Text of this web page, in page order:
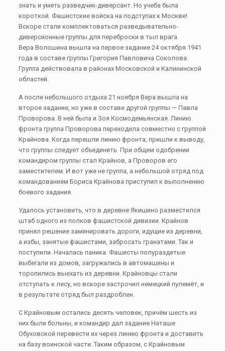
знать и уметь разведчик-диверсант. Но учеба была
короткой. Фашистские войска на подступах к Москве!
Вскоре стали комплектоваться разведывательно-
диверсионные группы для переброски в тыл врага.
Вера Волошина вышла на первое задание 24 октября 1941
года в составе группы Григория Павловича Соколова.
Группа действовала в районах Московской и Калининской
областей.
А после небольшого отдыха 21 ноября Вера вышла на
второе задание, но уже в составе другой группы — Павла
Проворова. В ней была и Зоя Космодемьянская. Линию
фронта группа Проворова переходила совместно с группой
Крайнова. Когда перешли линию фронта, пришли к выводу,
что группы следует объединить. При общем одобрении
командиром группы стал Крайнов, а Проворов его
заместителем. И вот уже не группа, а небольшой отряд под
командованием Бориса Крайнова приступил к выполнению
боевого задания.
Удалось установить, что в деревне Якишино разместился
штаб одного из полков фашистской дивизии. Крайнов
принял решение заминировать дороги, идущие из деревни,
а избы, занятые фашистами, забросать гранатами. Так и
поступили. Началась паника. Фашисты полураздетые
выбегали из домов, загружались в автомашины и
торопились выехать из деревни. Крайновцы стали
отступать к лесу, но вскоре застрочил немецкий пулемёт, и
в результате отряд был раздроблен.
С Крайновым остались десять человек, причём шесть из
них были больны, и командир дал задание Наташе
Обуховской перевести их через линию фронта и доставить
на базу воинской части. Таким образом, с Крайновым